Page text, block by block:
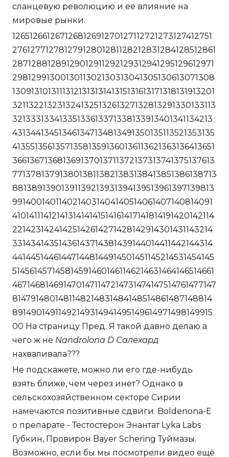
сланцевую революцию и ее влияние на
мировые рынки.
126512661267126812691270127112721273127412751
27612771278127912801281128212831284128512861
28712881289129012911292129312941295129612971
2981299130013011302130313041305130613071308
1309131013111312131313141315131613171318131913201
321132213231324132513261327132813291330133113
32133313341335133613371338133913401341134213
431344134513461347134813491350135113521353135
4135513561357135813591360136113621363136413651
366136713681369137013711372137313741375137613
77137813791380138113821383138413851386138713
88138913901391139213931394139513961397139813
9914001401140214031404140514061407140814091
4101411141214131414141514161417141814191420142114
22142314241425142614271428142914301431143214
33143414351436143714381439144014411442144314
441445144614471448144914501451145214531454145
5145614571458145914601461146214631464146514661
4671468146914701471147214731474147514761477147
8147914801481148214831484148514861487148814
89149014911492149314941495149614971498149915
00 На страницу Пред. Я такой давно делаю а
чего ж не Nandrolona D Салехард
нахваливала???
Не подскажете, можно ли его где-нибудь
взять ближе, чем через инет? Однако в
сельскохозяйственном секторе Сирии
намечаются позитивные сдвиги. Boldenona-E
о препарате - Тестостерон Энантат Lyka Labs
Губкин, Провирон Bayer Schering Туймазы.
Возможно, если бы мы посмотрели видео ещё